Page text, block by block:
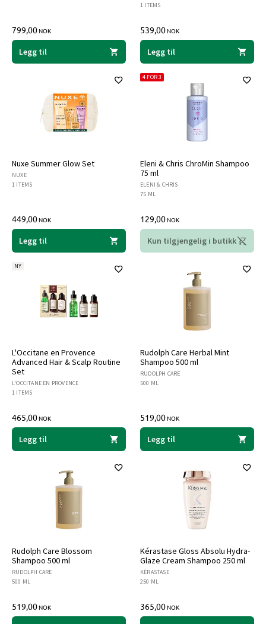
799,00NOK
Legg til
1 ITEMS
539,00NOK
Legg til
Nuxe Summer Glow Set
NUXE
1 ITEMS
449,00NOK
Legg til
Eleni & Chris ChroMin Shampoo
75 ml
4 FOR 3
ELENI & CHRIS
75 ML
129,00NOK
Kun tilgjengelig i butikk
L'Occitane en Provence
Advanced Hair & Scalp Routine
Set
NY
L'OCCITANE EN PROVENCE
1 ITEMS
465,00NOK
Legg til
Rudolph Care Herbal Mint
Shampoo 500 ml
RUDOLPH CARE
500 ML
519,00NOK
Legg til
Rudolph Care Blossom
Shampoo 500 ml
RUDOLPH CARE
500 ML
519,00NOK
Kérastase Gloss Absolu Hydra-
Glaze Cream Shampoo 250 ml
KÉRASTASE
250 ML
365,00NOK